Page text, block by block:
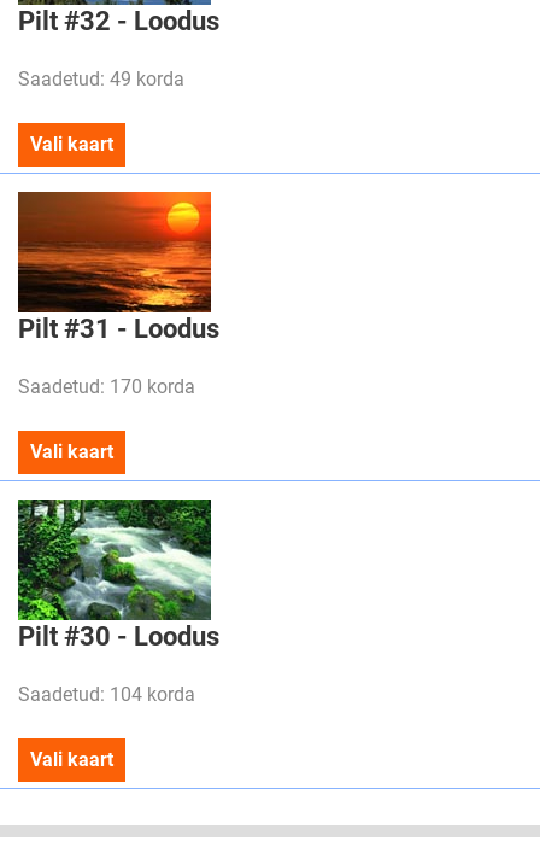
Pilt #32 - Loodus
Saadetud: 49 korda
Vali kaart
Pilt #31 - Loodus
Saadetud: 170 korda
Vali kaart
Pilt #30 - Loodus
Saadetud: 104 korda
Vali kaart